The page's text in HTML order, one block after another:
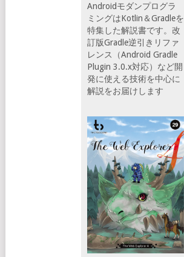
Androidモダンプログラ
ミングはKotlin＆Gradleを
特集した解説書です。改
訂版Gradle逆引きリファ
レンス（Android Gradle
Plugin 3.0.x対応）など開
発に使える技術を中心に
解説をお届けします